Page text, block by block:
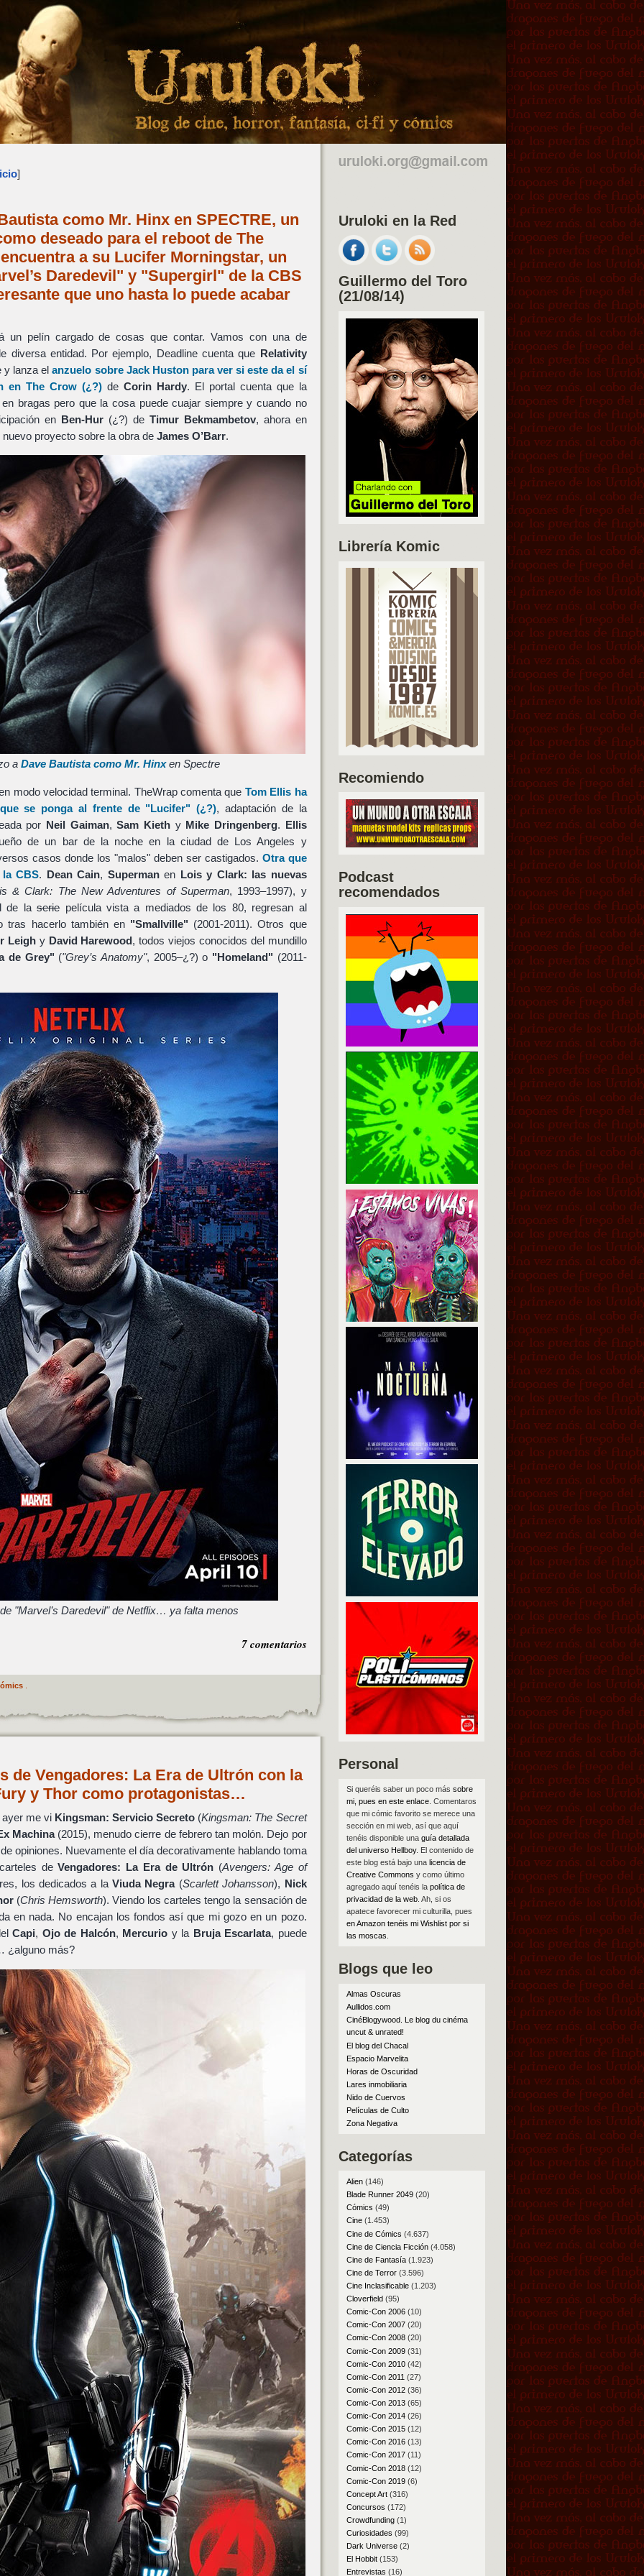
]
como Mr. Hinx en SPECTRE, un
deseado para el reboot de The
a su Lucifer Morningstar, un
Daredevil" y "Supergirl" de la CBS
que uno hasta lo puede acabar
un pelín cargado de cosas que contar. Vamos con una de
diversa entidad. Por ejemplo, Deadline cuenta que Relativity
y lanza elanzuelo sobre Jack Hustonpara ver si este da el sí
en The Crow(¿?)de Corin Hardy. El portal cuenta que la
bragas pero que la cosa puede cuajar siempre y cuando no
en Ben-Hur (¿?) de Timur Bekmambetov, ahora en
proyecto sobre la obra de James O’Barr.
aDave Bautista como Mr. Hinxen Spectre
modo velocidad terminal. TheWrap comenta que Tom Ellis ha
se ponga al frente de "Lucifer" (¿?), adaptación de la
por Neil Gaiman,Sam Kiethy Mike Dringenberg. Ellis
de un bar de la noche en la ciudad de Los Angeles y
casos donde los "malos" deben ser castigados. Otra que
laCBS. Dean Cain, Supermanen Lois y Clark: las nuevas
& Clark: The New Adventures of Superman, 1993–1997), y
de laseriepelícula vista a mediados de los 80, regresan al
tras hacerlo también en "Smallville" (2001-2011). Otros que
Leighy David Harewood, todos viejos conocidos del mundillo
de Grey" ("Grey’s Anatomy", 2005–¿?) o "Homeland" (2011-
"Marvel’s Daredevil" de Netflix… ya falta menos
7 comentarios
.
de Vengadores: La Era de Ultrón con la
y Thor como protagonistas…
me vi Kingsman: Servicio Secreto (Kingsman: The Secret
Machina(2015), menudo cierre de febrero tan molón. Dejo por
opiniones. Nuevamente el día decorativamente hablando toma
deVengadores: La Era de Ultrón (Avengers: Age of
los dedicados a laViuda Negra(Scarlett Johansson), Nick
(Chris Hemsworth). Viendo los carteles tengo la sensación de
en nada. No encajan los fondos así que mi gozo en un pozo.
Capi, Ojo de Halcón, Mercurio y la Bruja Escarlata, puede
¿alguno más?
Uruloki en la Red
Guillermo del Toro
(21/08/14)
Librería Komic
Recomiendo
Podcast
recomendados
Personal
Si queréis saber un poco más sobre
mi, pues en este enlace. Comentaros
que mi cómic favorito se merece una
sección en mi web, así que aquí
tenéis disponible una guía detallada
del universo Hellboy. El contenido de
este blog está bajo una licencia de
Creative Commons y como último
agregado aquí tenéis la política de
privacidad de la web. Ah, si os
apatece favorecer mi culturilla, pues
en Amazon tenéis mi Wishlist por si
las moscas
Blogs que leo
Almas Oscuras
Aullidos.com
CinéBlogywood. Le blog du cinéma
uncut & unrated!
El blog del Chacal
Espacio Marvelita
Horas de Oscuridad
Lares inmobiliaria
Nido de Cuervos
Películas de Culto
Zona Negativa
Categorías
Alien(146)
Blade Runner 2049(20)
Cómics (49)
Cine(1.453)
Cine de Cómics (4.637)
Cine de Ciencia Ficción(4.058)
Cine de Fantasía(1.923)
Cine de Terror(3.596)
Cine Inclasificable(1.203)
Cloverfield(95)
Comic-Con 2006(10)
Comic-Con 2007(20)
Comic-Con 2008(20)
Comic-Con 2009(31)
Comic-Con 2010(42)
Comic-Con 2011 (27)
Comic-Con 2012(36)
Comic-Con 2013(65)
Comic-Con 2014(26)
Comic-Con 2015(12)
Comic-Con 2016(13)
Comic-Con 2017(11)
Comic-Con 2018(12)
Comic-Con 2019(6)
Concept Art(316)
Concursos (172)
Crowdfunding(1)
Curiosidades (99)
Dark Universe(2)
El Hobbit(153)
Entrevistas (16)